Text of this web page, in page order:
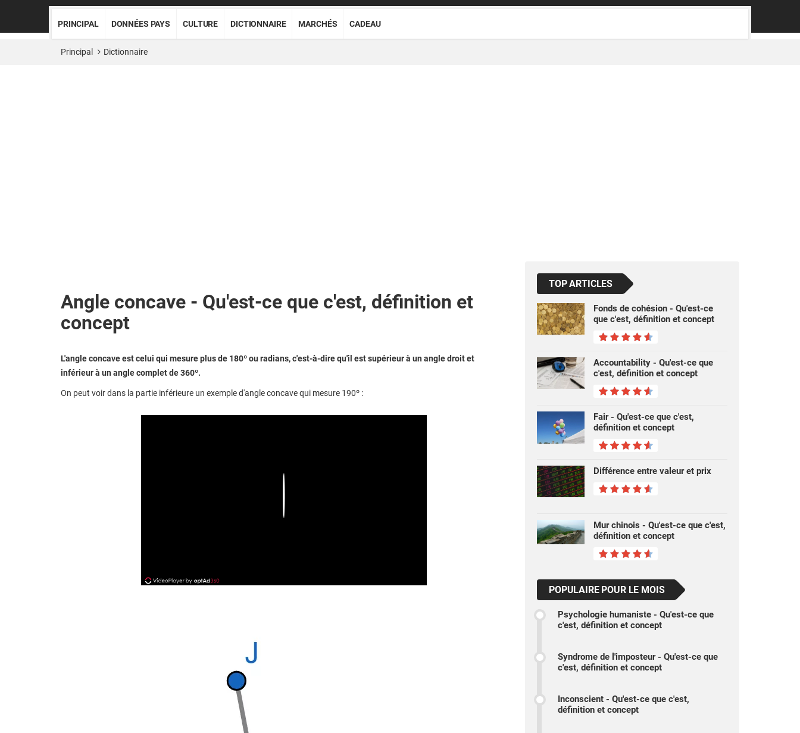
PRINCIPAL DONNÉES PAYS CULTURE DICTIONNAIRE MARCHÉS CADEAU
Principal Dictionnaire
Angle concave - Qu'est-ce que c'est, définition et
concept
L'angle concave est celui qui mesure plus de 180º ou radians, c'est-à-dire qu'il est supérieur à un angle droit et
inférieur à un angle complet de 360º.
On peut voir dans la partie inférieure un exemple d'angle concave qui mesure 190º :
TOP ARTICLES
Fonds de cohésion - Qu'est-ce
que c'est, définition et concept
Accountability - Qu'est-ce que
c'est, définition et concept
Fair - Qu'est-ce que c'est,
définition et concept
Différence entre valeur et prix
Mur chinois - Qu'est-ce que c'est,
définition et concept
POPULAIRE POUR LE MOIS
Psychologie humaniste - Qu'est-ce que
c'est, définition et concept
Syndrome de l'imposteur - Qu'est-ce que
c'est, définition et concept
Inconscient - Qu'est-ce que c'est,
définition et concept